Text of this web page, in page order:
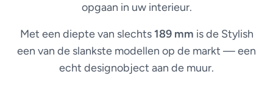
opgaan in uw interieur.
Met een diepte van slechts 189 mm is de Stylish
een van de slankste modellen op de markt — een
echt designobject aan de muur.